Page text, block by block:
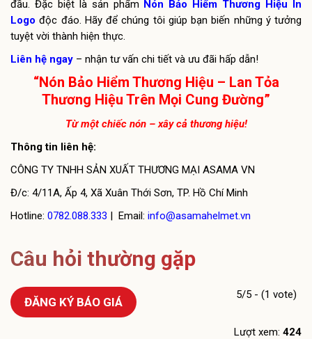
đầu. Đặc biệt là sản phẩm Nón Bảo Hiểm Thương Hiệu In
Logo độc đáo. Hãy để chúng tôi giúp bạn biến những ý tưởng
tuyệt vời thành hiện thực.
Liên hệ ngay – nhận tư vấn chi tiết và ưu đãi hấp dẫn!
“Nón Bảo Hiểm Thương Hiệu – Lan Tỏa
Thương Hiệu Trên Mọi Cung Đường”
Từ một chiếc nón – xây cả thương hiệu!
Thông tin liên hệ:
CÔNG TY TNHH SẢN XUẤT THƯƠNG MẠI ASAMA VN
Đ/c: 4/11A, Ấp 4, Xã Xuân Thới Sơn, TP. Hồ Chí Minh
Hotline: 0782.088.333 | Email: info@asamahelmet.vn
Câu hỏi thường gặp
5/5 - (1 vote)
ĐĂNG KÝ BÁO GIÁ
Lượt xem: 424